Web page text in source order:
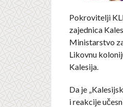
Pokrovitelji
zajednica
Ministarstvo
Likovnu
Kalesija.
Da je
i reakcije